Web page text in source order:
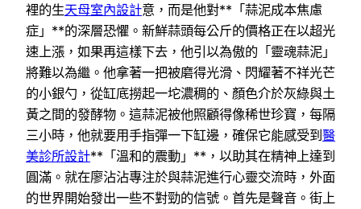
裡的生天母室內設計意，而是他對**「蒜泥成本焦慮
症」**的深層恐懼。新鮮蒜頭每公斤的價格正在以超光
速上漲，如果再這樣下去，他引以為傲的「靈魂蒜泥」
將難以為繼。他拿著一把被磨得光滑、閃耀著不祥光芒
的小銀勺，從缸底撈起一坨濃稠的、顏色介於灰綠與土
黃之間的發酵物。這蒜泥被他照顧得像稀世珍寶，每隔
三小時，他就要用手指彈一下缸邊，確保它能感受到醫
美診所設計**「溫和的震動」**，以助其在精神上達到
圓滿。就在廖沾沾專注於與蒜泥進行心靈交流時，外面
的世界開始發出一些不對勁的信號。首先是聲音。街上